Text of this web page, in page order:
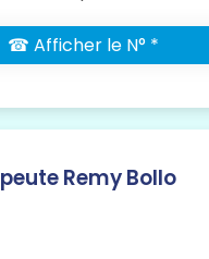
☎ Afficher le N° *
Remy Bollo